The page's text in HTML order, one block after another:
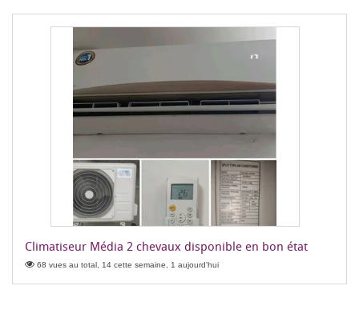
Climatiseur Média 2 chevaux disponible en bon état
68 vues au total, 14 cette semaine, 1 aujourd'hui